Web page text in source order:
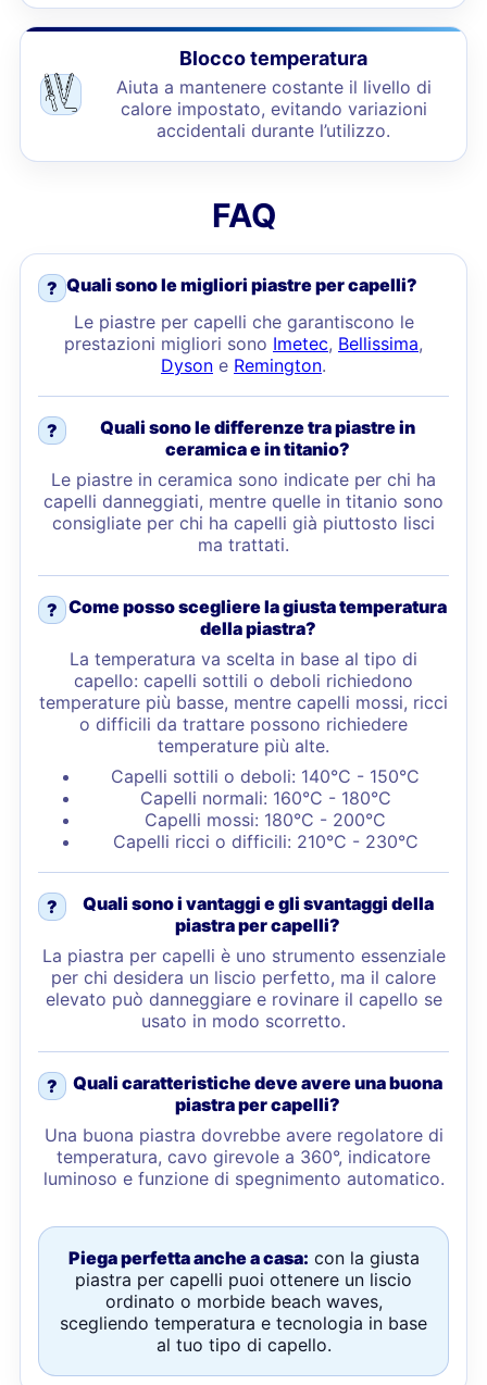
Blocco temperatura
Aiuta a mantenere costante il livello di
calore impostato, evitando variazioni
accidentali durante l’utilizzo.
FAQ
? Quali sono le migliori piastre per capelli?
Le piastre per capelli che garantiscono le
prestazioni migliori sono Imetec, Bellissima,
Dyson e Remington.
?
Quali sono le differenze tra piastre in
ceramica e in titanio?
Le piastre in ceramica sono indicate per chi ha
capelli danneggiati, mentre quelle in titanio sono
consigliate per chi ha capelli già piuttosto lisci
ma trattati.
? Come posso scegliere la giusta temperatura
della piastra?
La temperatura va scelta in base al tipo di
capello: capelli sottili o deboli richiedono
temperature più basse, mentre capelli mossi, ricci
o difficili da trattare possono richiedere
temperature più alte.
Capelli sottili o deboli: 140°C - 150°C
Capelli normali: 160°C - 180°C
Capelli mossi: 180°C - 200°C
Capelli ricci o difficili: 210°C - 230°C
?
Quali sono i vantaggi e gli svantaggi della
piastra per capelli?
La piastra per capelli è uno strumento essenziale
per chi desidera un liscio perfetto, ma il calore
elevato può danneggiare e rovinare il capello se
usato in modo scorretto.
?
Quali caratteristiche deve avere una buona
piastra per capelli?
Una buona piastra dovrebbe avere regolatore di
temperatura, cavo girevole a 360°, indicatore
luminoso e funzione di spegnimento automatico.
Piega perfetta anche a casa: con la giusta
piastra per capelli puoi ottenere un liscio
ordinato o morbide beach waves,
scegliendo temperatura e tecnologia in base
al tuo tipo di capello.